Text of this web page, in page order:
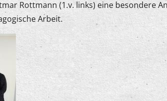
Rottmann (1.v. links) eine besondere
Arbeit.